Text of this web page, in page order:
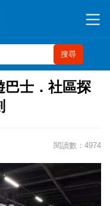
搜尋
巴士．社區探
閱讀數：4974